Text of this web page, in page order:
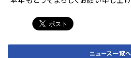
ニュース一覧へ